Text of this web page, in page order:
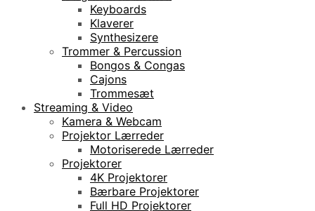
Keyboards
Klaverer
Synthesizere
Trommer & Percussion
Bongos & Congas
Cajons
Trommesæt
Streaming & Video
Kamera & Webcam
Projektor Lærreder
Motoriserede Lærreder
Projektorer
4K Projektorer
Bærbare Projektorer
Full HD Projektorer